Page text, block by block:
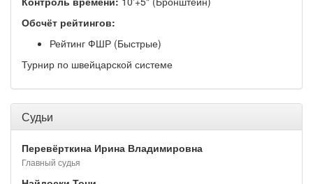
Обсчёт рейтингов:
Рейтинг ФШР (Быстрые)
Турнир по швейцарской системе
Судьи
Перевёрткина Ирина Владимировна
Главный судья